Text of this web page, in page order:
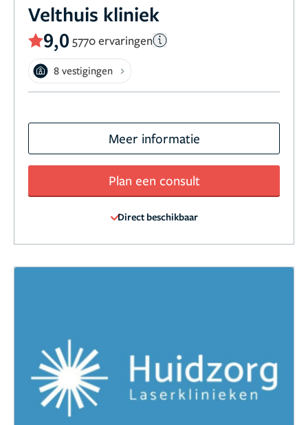
Velthuis kliniek
9,0 5770 ervaringen
8 vestigingen
Meer informatie
Plan een consult
Direct beschikbaar